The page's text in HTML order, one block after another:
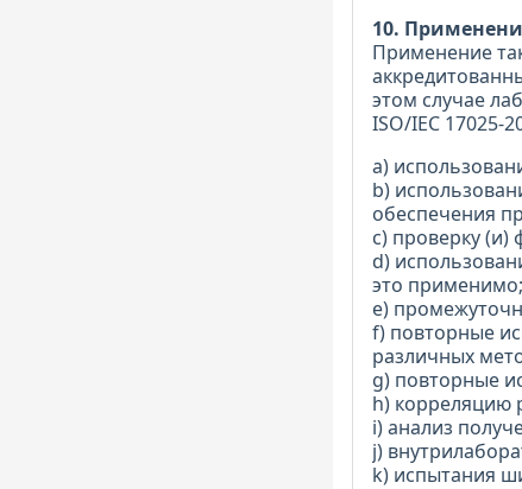
10.
Применение
этом случае
ISO/IEC 17025-
a)
b)
обеспечения
c) проверку (и)
d)
это применимо;
e)
f) повторные
различных
g) повторные
h) корреляцию
i) анализ
j)
k) испытания